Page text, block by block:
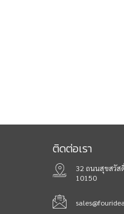
ติดต่อเรา
32 ถนนสุขสวัส
10150